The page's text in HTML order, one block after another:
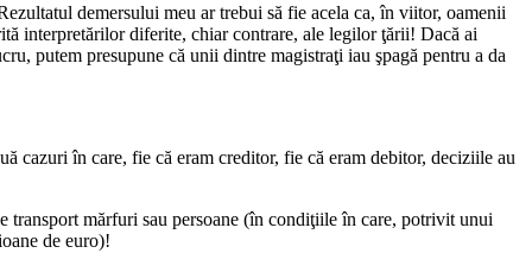
demersului meu ar trebui să fie acela ca, în viitor, oamenii
interpretărilor diferite, chiar contrare, ale legilor ţării! Dacă ai
putem presupune că unii dintre magistraţi iau şpagă pentru a da
cazuri în care, fie că eram creditor, fie că eram debitor, deciziile au
transport mărfuri sau persoane (în condiţiile în care, potrivit unui
de euro)!